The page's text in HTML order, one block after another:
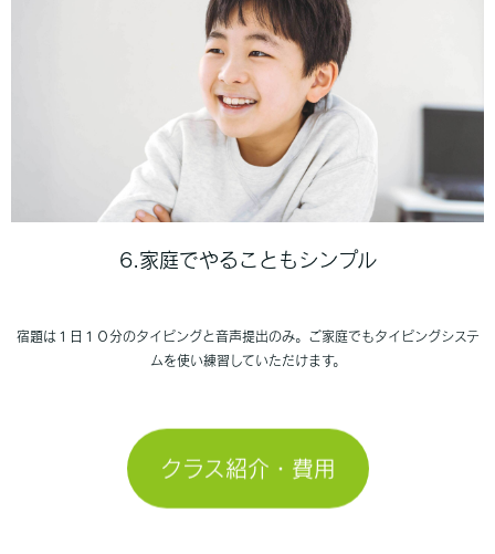
6.家庭でやることもシンプル
宿題は１日１０分のタイピングと音声提出のみ。ご家庭でもタイピングシステ
ムを使い練習していただけます。
クラス紹介・費用